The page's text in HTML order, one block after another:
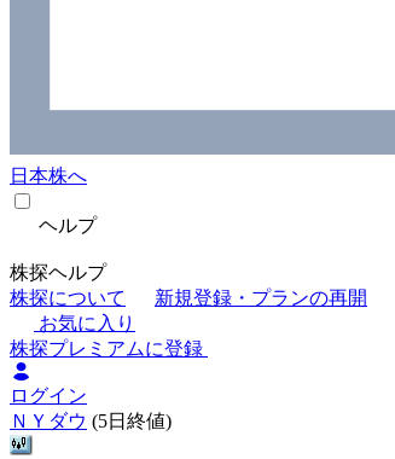
日本株へ
ヘルプ
株探ヘルプ
株探について
新規登録・プランの再開
お気に入り
株探プレミアムに登録
ログイン
ＮＹダウ (5日終値)